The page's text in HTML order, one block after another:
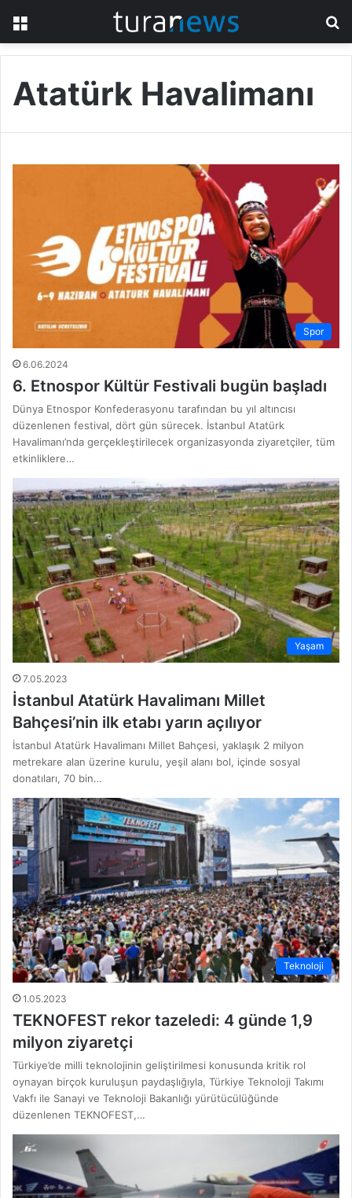
Atatürk Havalimanı
Spor
6.06.2024
6. Etnospor Kültür Festivali bugün başladı
Dünya Etnospor Konfederasyonu tarafından bu yıl altıncısı
düzenlenen festival, dört gün sürecek. İstanbul Atatürk
Havalimanı’nda gerçekleştirilecek organizasyonda ziyaretçiler, tüm
etkinliklere…
Yaşam
7.05.2023
İstanbul Atatürk Havalimanı Millet
Bahçesi’nin ilk etabı yarın açılıyor
İstanbul Atatürk Havalimanı Millet Bahçesi, yaklaşık 2 milyon
metrekare alan üzerine kurulu, yeşil alanı bol, içinde sosyal
donatıları, 70 bin…
Teknoloji
1.05.2023
TEKNOFEST rekor tazeledi: 4 günde 1,9
milyon ziyaretçi
Türkiye’de milli teknolojinin geliştirilmesi konusunda kritik rol
oynayan birçok kuruluşun paydaşlığıyla, Türkiye Teknoloji Takımı
Vakfı ile Sanayi ve Teknoloji Bakanlığı yürütücülüğünde
düzenlenen TEKNOFEST,…